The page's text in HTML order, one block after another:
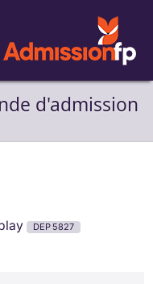
d'admission
DEP 5827